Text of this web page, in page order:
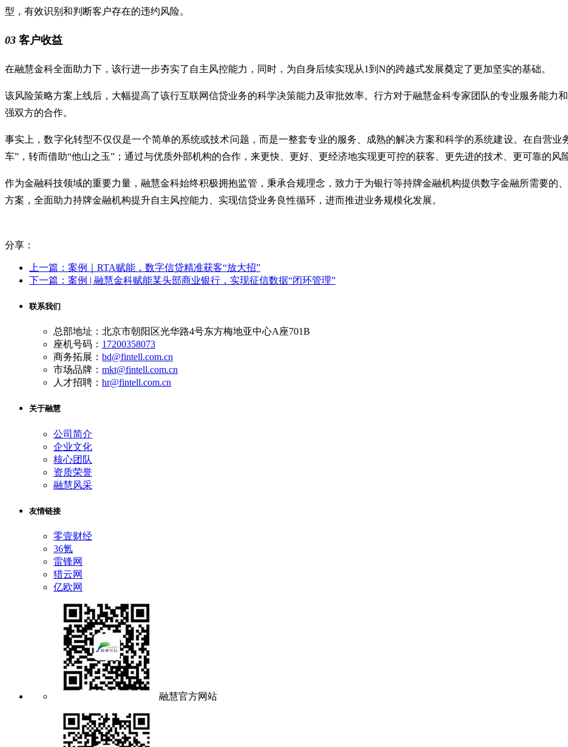
型，有效识别和判断客户存在的违约风险。
03 客户收益
在融慧金科全面助力下，该行进一步夯实了自主风控能力，同时，为自身后续实现从1到N的跨越式发展奠定了更加坚实的基础。
该风险策略方案上线后，大幅提高了该行互联网信贷业务的科学决策能力及审批效率。行方对于融慧金科专家团队的专业服务能力
强双方的合作。
事实上，数字化转型不仅仅是一个简单的系统或技术问题，而是一整套专业的服务、成熟的解决方案和科学的系统建设。在自营
车”，转而借助“他山之玉”；通过与优质外部机构的合作，来更快、更好、更经济地实现更可控的获客、更先进的技术、更可靠的风
作为金融科技领域的重要力量，融慧金科始终积极拥抱监管，秉承合规理念，致力于为银行等持牌金融机构提供数字金融所需要的
方案，全面助力持牌金融机构提升自主风控能力、实现信贷业务良性循环，进而推进业务规模化发展。
分享：
上一篇：案例｜RTA赋能，数字信贷精准获客“放大招”
下一篇：案例 | 融慧金科赋能某头部商业银行，实现征信数据“闭环管理”
联系我们
总部地址：北京市朝阳区光华路4号东方梅地亚中心A座701B
座机号码： 17200358073
商务拓展： bd@fintell.com.cn
市场品牌： mkt@fintell.com.cn
人才招聘： hr@fintell.com.cn
关于融慧
公司简介
企业文化
核心团队
资质荣誉
融慧风采
友情链接
零壹财经
36氪
雷锋网
猎云网
亿欧网
融慧官方网站